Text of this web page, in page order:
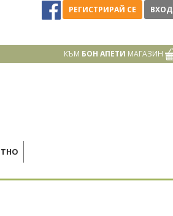
РЕГИСТРИРАЙ СЕ ВХОД
КЪМ БОН АПЕТИ МАГАЗИН